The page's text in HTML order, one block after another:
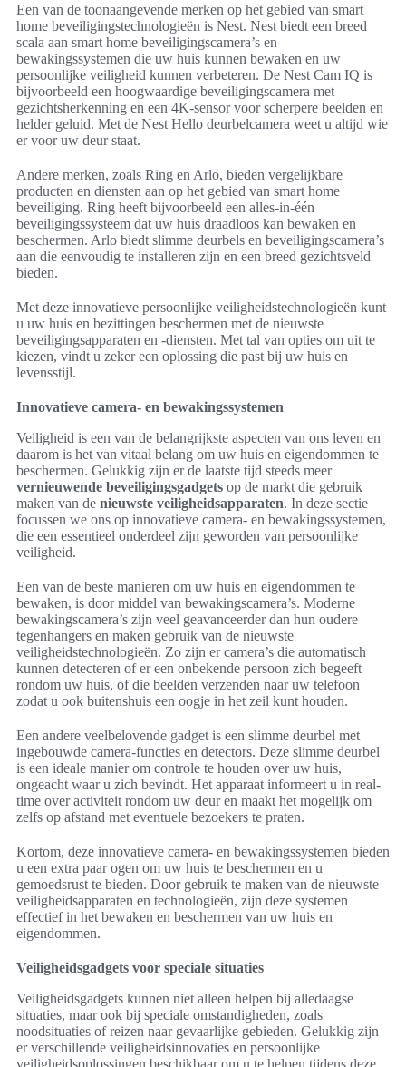
Een van de toonaangevende merken op het gebied van smart
home beveiligingstechnologieën is Nest. Nest biedt een breed
scala aan smart home beveiligingscamera’s en
bewakingssystemen die uw huis kunnen bewaken en uw
persoonlijke veiligheid kunnen verbeteren. De Nest Cam IQ is
bijvoorbeeld een hoogwaardige beveiligingscamera met
gezichtsherkenning en een 4K-sensor voor scherpere beelden en
helder geluid. Met de Nest Hello deurbelcamera weet u altijd wie
er voor uw deur staat.
Andere merken, zoals Ring en Arlo, bieden vergelijkbare
producten en diensten aan op het gebied van smart home
beveiliging. Ring heeft bijvoorbeeld een alles-in-één
beveiligingssysteem dat uw huis draadloos kan bewaken en
beschermen. Arlo biedt slimme deurbels en beveiligingscamera’s
aan die eenvoudig te installeren zijn en een breed gezichtsveld
bieden.
Met deze innovatieve persoonlijke veiligheidstechnologieën kunt
u uw huis en bezittingen beschermen met de nieuwste
beveiligingsapparaten en -diensten. Met tal van opties om uit te
kiezen, vindt u zeker een oplossing die past bij uw huis en
levensstijl.
Innovatieve camera- en bewakingssystemen
Veiligheid is een van de belangrijkste aspecten van ons leven en
daarom is het van vitaal belang om uw huis en eigendommen te
beschermen. Gelukkig zijn er de laatste tijd steeds meer
vernieuwende beveiligingsgadgets op de markt die gebruik
maken van de nieuwste veiligheidsapparaten. In deze sectie
focussen we ons op innovatieve camera- en bewakingssystemen,
die een essentieel onderdeel zijn geworden van persoonlijke
veiligheid.
Een van de beste manieren om uw huis en eigendommen te
bewaken, is door middel van bewakingscamera’s. Moderne
bewakingscamera’s zijn veel geavanceerder dan hun oudere
tegenhangers en maken gebruik van de nieuwste
veiligheidstechnologieën. Zo zijn er camera’s die automatisch
kunnen detecteren of er een onbekende persoon zich begeeft
rondom uw huis, of die beelden verzenden naar uw telefoon
zodat u ook buitenshuis een oogje in het zeil kunt houden.
Een andere veelbelovende gadget is een slimme deurbel met
ingebouwde camera-functies en detectors. Deze slimme deurbel
is een ideale manier om controle te houden over uw huis,
ongeacht waar u zich bevindt. Het apparaat informeert u in real-
time over activiteit rondom uw deur en maakt het mogelijk om
zelfs op afstand met eventuele bezoekers te praten.
Kortom, deze innovatieve camera- en bewakingssystemen bieden
u een extra paar ogen om uw huis te beschermen en u
gemoedsrust te bieden. Door gebruik te maken van de nieuwste
veiligheidsapparaten en technologieën, zijn deze systemen
effectief in het bewaken en beschermen van uw huis en
eigendommen.
Veiligheidsgadgets voor speciale situaties
Veiligheidsgadgets kunnen niet alleen helpen bij alledaagse
situaties, maar ook bij speciale omstandigheden, zoals
noodsituaties of reizen naar gevaarlijke gebieden. Gelukkig zijn
er verschillende veiligheidsinnovaties en persoonlijke
veiligheidsoplossingen beschikbaar om u te helpen tijdens deze